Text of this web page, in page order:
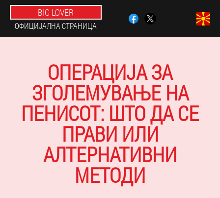
BIG LOVER
ОФИЦИЈАЛНА СТРАНИЦА
ОПЕРАЦИЈА ЗА
ЗГОЛЕМУВАЊЕ НА
ПЕНИСОТ: ШТО ДА СЕ
ПРАВИ ИЛИ
АЛТЕРНАТИВНИ
МЕТОДИ